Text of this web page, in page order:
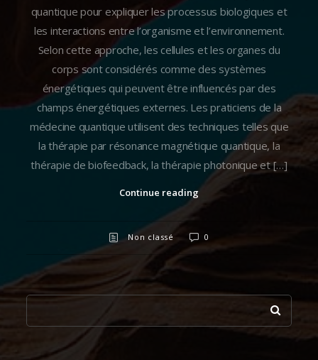
quantique pour expliquer les processus biologiques et
les interactions entre l’organisme et l’environnement.
Selon cette approche, les cellules et les organes du
corps sont considérés comme des systèmes
énergétiques qui peuvent être influencés par des
champs énergétiques externes. Les praticiens de la
médecine quantique utilisent des techniques telles que
la thérapie par résonance magnétique quantique, la
thérapie de biofeedback, la thérapie photonique et […]
Continue reading
Non classé 0